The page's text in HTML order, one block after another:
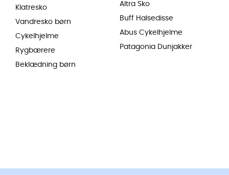
Klatresko
Vandresko børn
Cykelhjelme
Rygbærere
Beklædning børn
Altra Sko
Buff Halsedisse
Abus Cykelhjelme
Patagonia Dunjakker